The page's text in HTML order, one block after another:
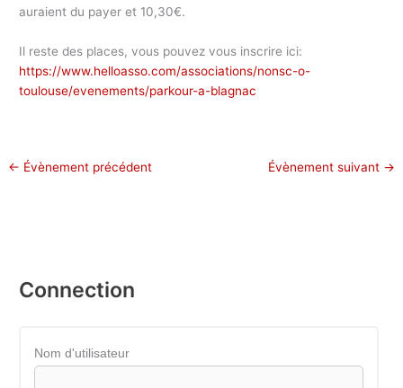
auraient du payer et 10,30€.
Il reste des places, vous pouvez vous inscrire ici:
https://www.helloasso.com/associations/nonsc-o-
toulouse/evenements/parkour-a-blagnac
← Évènement précédent Évènement suivant →
Connection
Nom d'utilisateur